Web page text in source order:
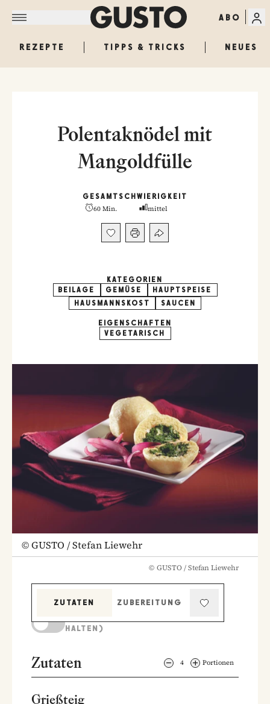
ABO
REZEPTE TIPPS & TRICKS NEUES
Polentaknödel mit
Mangoldfülle
GESAMT
60 Min.
SCHWIERIGKEIT
mittel
KATEGORIEN
BEILAGE
GEMÜSE
HAUPTSPEISE
HAUSMANNSKOST
SAUCEN
EIGENSCHAFTEN
VEGETARISCH
©GUSTO / Stefan Liewehr
© GUSTO / Stefan Liewehr
ZUTATEN
ZUBEREITUNG
HALTEN)
Zutaten 4 Portionen
Grießteig